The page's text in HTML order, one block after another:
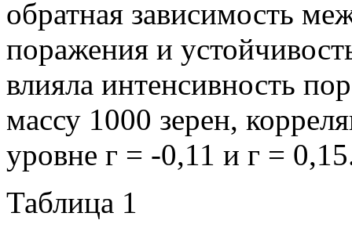
обратная зависимость
поражения и
влияла интенсивность
массу 1000 зерен,
уровне г = -0,11 и г =
Таблица 1